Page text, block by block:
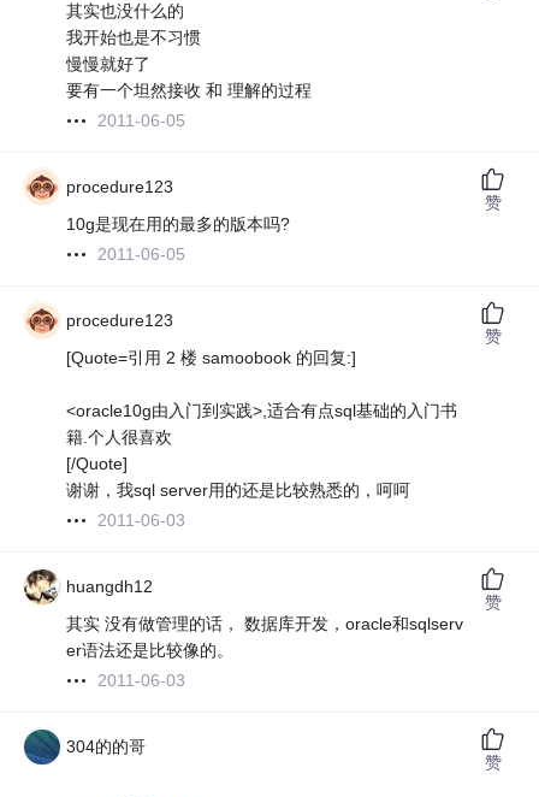
其实也没什么的
我开始也是不习惯
慢慢就好了
要有一个坦然接收 和 理解的过程
2011-06-05
procedure123
10g是现在用的最多的版本吗?
2011-06-05
赞
procedure123
[Quote=引用 2 楼 samoobook 的回复:]
<oracle10g由入门到实践>,适合有点sql基础的入门书
籍.个人很喜欢
[/Quote]
谢谢，我sql server用的还是比较熟悉的，呵呵
2011-06-03
赞
huangdh12
其实 没有做管理的话， 数据库开发，oracle和sqlserv
er语法还是比较像的。
2011-06-03
赞
304的的哥
赞